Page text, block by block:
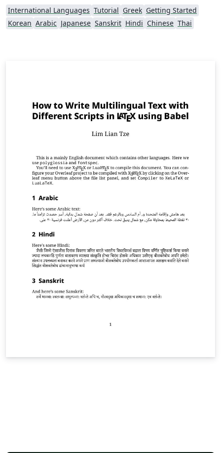
International Languages Tutorial Greek Getting Started
Korean Arabic Japanese Sanskrit Hindi Chinese Thai